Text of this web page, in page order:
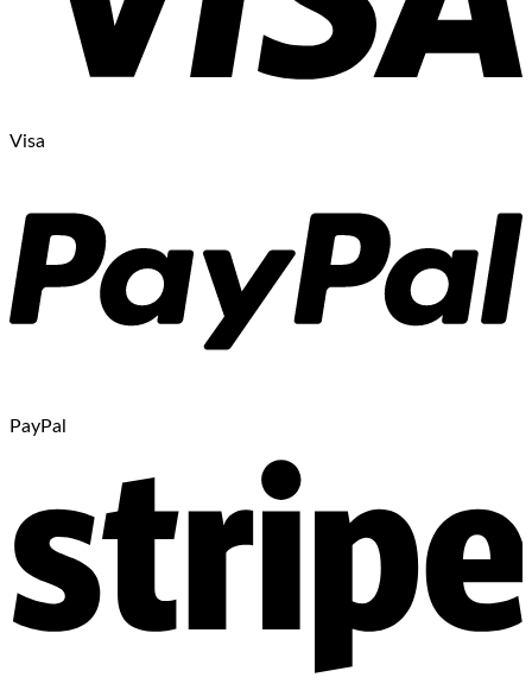
Visa
PayPal